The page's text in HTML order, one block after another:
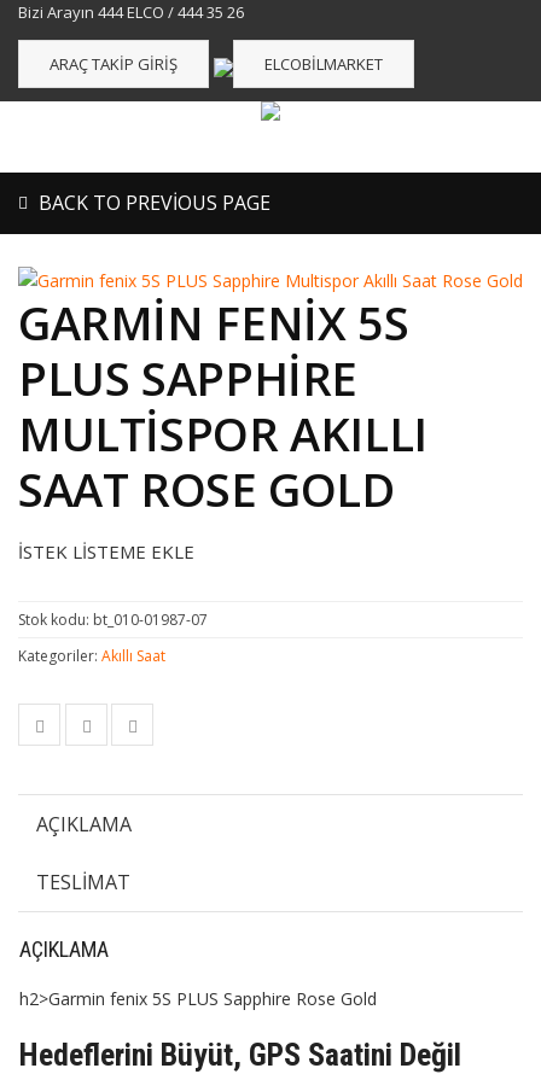
Bizi Arayın 444 ELCO / 444 35 26
ARAÇ TAKIP GIRIŞ ELCOBILMARKET
BACK TO PREVIOUS PAGE
GARMIN FENIX 5S
PLUS SAPPHIRE
MULTISPOR AKILLI
SAAT ROSE GOLD
İSTEK LISTEME EKLE
Stok kodu: bt_010-01987-07
Kategoriler: Akıllı Saat
AÇIKLAMA
TESLIMAT
AÇIKLAMA
h2>Garmin fenix 5S PLUS Sapphire Rose Gold
Hedeflerini Büyüt, GPS Saatini Değil